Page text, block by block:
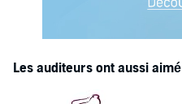
Les auditeurs ont aussi aimé